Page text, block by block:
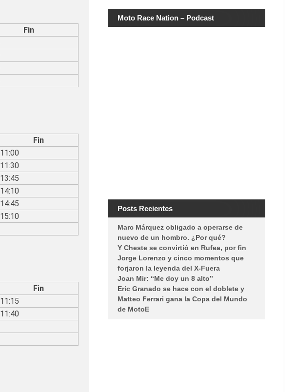
Fin
Fin
11:00
11:30
13:45
14:10
14:45
15:10
Fin
11:15
11:40
Moto Race Nation – Podcast
Posts Recientes
Marc Márquez obligado a operarse de
nuevo de un hombro. ¿Por qué?
Y Cheste se convirtió en Rufea, por fin
Jorge Lorenzo y cinco momentos que
forjaron la leyenda del X-Fuera
Joan Mir: “Me doy un 8 alto”
Eric Granado se hace con el doblete y
Matteo Ferrari gana la Copa del Mundo
de MotoE